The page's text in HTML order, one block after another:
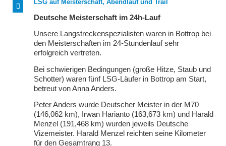
in
Rülzheim
erfolgreich
LSG auf Meisterschaft, Abendlauf und Trail
Deutsche Meisterschaft im 24h-Lauf
Unsere Langstreckenspezialisten waren in Bottrop bei
den Meisterschaften im 24-Stundenlauf sehr
erfolgreich vertreten.
Bei schwierigen Bedingungen (große Hitze, Staub und
Schotter) waren fünf LSG-Läufer in Bottrop am Start,
betreut von Anna Anders.
Peter Anders wurde Deutscher Meister in der M70
(146,062 km), Irwan Harianto (163,673 km) und Harald
Menzel (191,468 km) wurden jeweils Deutsche
Vizemeister. Harald Menzel reichten seine Kilometer
für den Gesamtrang 13.